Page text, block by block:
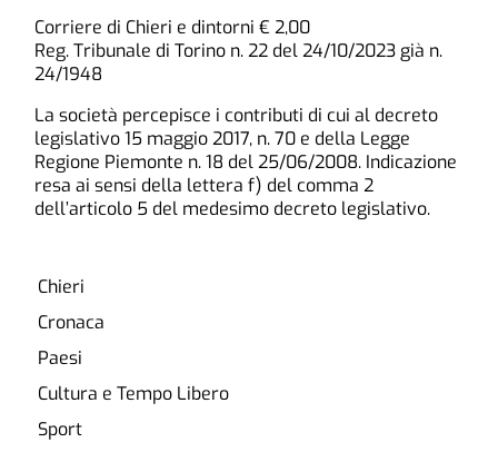
Corriere di Chieri e dintorni € 2,00
Reg. Tribunale di Torino n. 22 del 24/10/2023 già n.
24/1948
La società percepisce i contributi di cui al decreto
legislativo 15 maggio 2017, n. 70 e della Legge
Regione Piemonte n. 18 del 25/06/2008. Indicazione
resa ai sensi della lettera f) del comma 2
dell’articolo 5 del medesimo decreto legislativo.
Chieri
Cronaca
Paesi
Cultura e Tempo Libero
Sport